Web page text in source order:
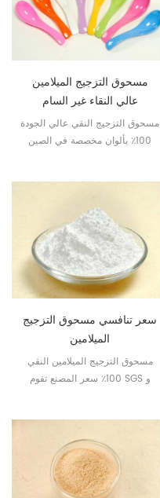
مسحوق التزجيج الميلامين
عالي النقاء غير السام
مسحوق التزجيج النقي عالي الجودة
100٪ بألوان مخصصة في الصين
سعر تنافسي مسحوق التزجيج
الميلامين
مسحوق التزجيج الميلامين النقي
100٪ سعر المصنع تقوم SGS و